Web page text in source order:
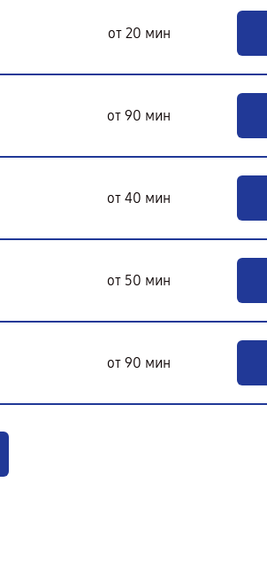
от 20 мин
от 90 мин
от 40 мин
от 50 мин
от 90 мин